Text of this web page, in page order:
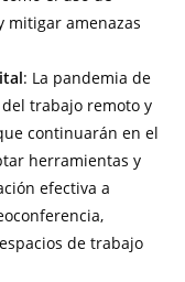
mitigar amenazas
: La pandemia de
del trabajo remoto y
continuarán en el
herramientas y
efectiva a
de trabajo